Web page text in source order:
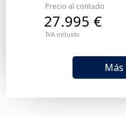
Precio al contado
IVA incluido
27.995 €